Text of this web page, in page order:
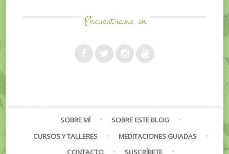
Encuentrame en
SOBRE MÍ
SOBRE ESTE BLOG
CURSOS Y TALLERES
MEDITACIONES GUIADAS
CONTACTO
SUSCRÍBETE